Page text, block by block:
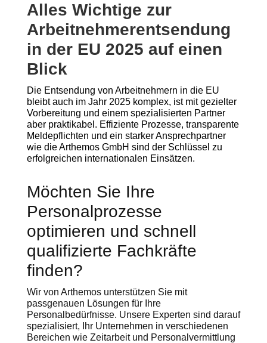
Alles Wichtige zur
Arbeitnehmerentsendung
in der EU 2025 auf einen
Blick
Die Entsendung von Arbeitnehmern in die EU
bleibt auch im Jahr 2025 komplex, ist mit gezielter
Vorbereitung und einem spezialisierten Partner
aber praktikabel. Effiziente Prozesse, transparente
Meldepflichten und ein starker Ansprechpartner
wie die Arthemos GmbH sind der Schlüssel zu
erfolgreichen internationalen Einsätzen.
Möchten Sie Ihre
Personalprozesse
optimieren und schnell
qualifizierte Fachkräfte
finden?
Wir von Arthemos unterstützen Sie mit
passgenauen Lösungen für Ihre
Personalbedürfnisse. Unsere Experten sind darauf
spezialisiert, Ihr Unternehmen in verschiedenen
Bereichen wie Zeitarbeit und Personalvermittlung